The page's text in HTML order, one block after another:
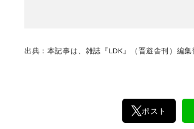
なたにお届け。編集長・
出典：本記事は、雑誌『LDK』（晋遊舎刊）編
ポスト